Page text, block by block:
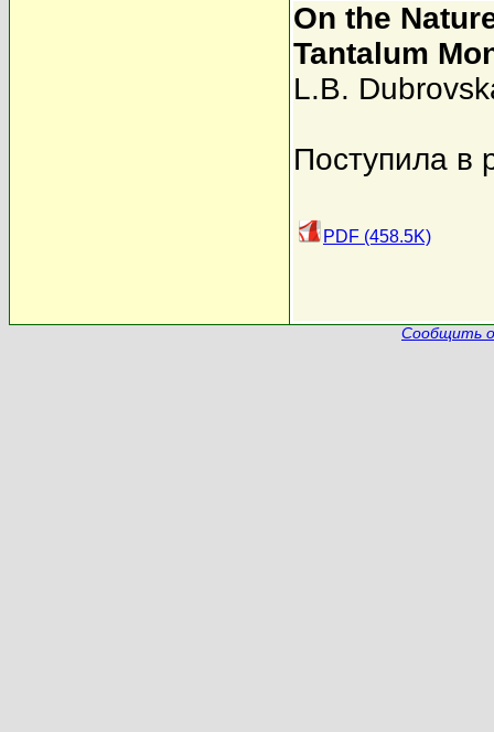
On the
Tantalum
L.B.
Поступила в
PDF (458.5K)
Сообщить о